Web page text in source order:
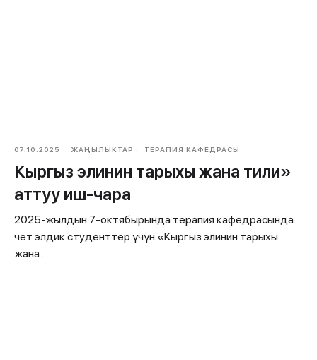
07.10.2025 ЖАҢЫЛЫКТАР ТЕРАПИЯ КАФЕДРАСЫ
Кыргыз элинин тарыхы жана тили»
аттуу иш-чара
2025-жылдын 7-октябырында терапия кафедрасында
чет элдик студенттер үчүн «Кыргыз элинин тарыхы
жана ...